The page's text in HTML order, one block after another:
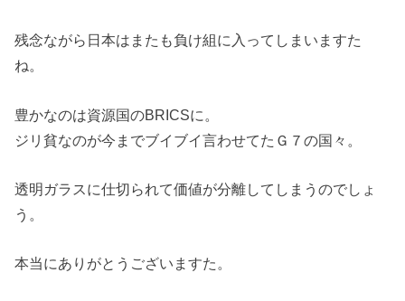
残念ながら日本はまたも負け組に入ってしまいますた
ね。
豊かなのは資源国のBRICSに。
ジリ貧なのが今までブイブイ言わせてたＧ７の国々。
透明ガラスに仕切られて価値が分離してしまうのでしょ
う。
本当にありがとうございますた。